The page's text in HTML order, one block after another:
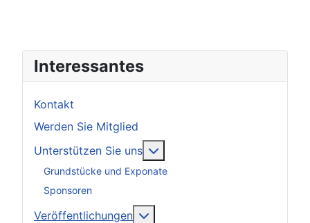
Interessantes
Kontakt
Werden Sie Mitglied
Unterstützen Sie uns
Grundstücke und Exponate
Sponsoren
Veröffentlichungen